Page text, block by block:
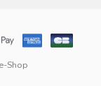
Shop